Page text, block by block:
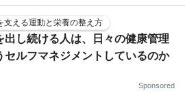
支える運動と栄養の整え方
出し続ける人は、日々の健康管理
セルフマネジメントしているのか
Sponsored